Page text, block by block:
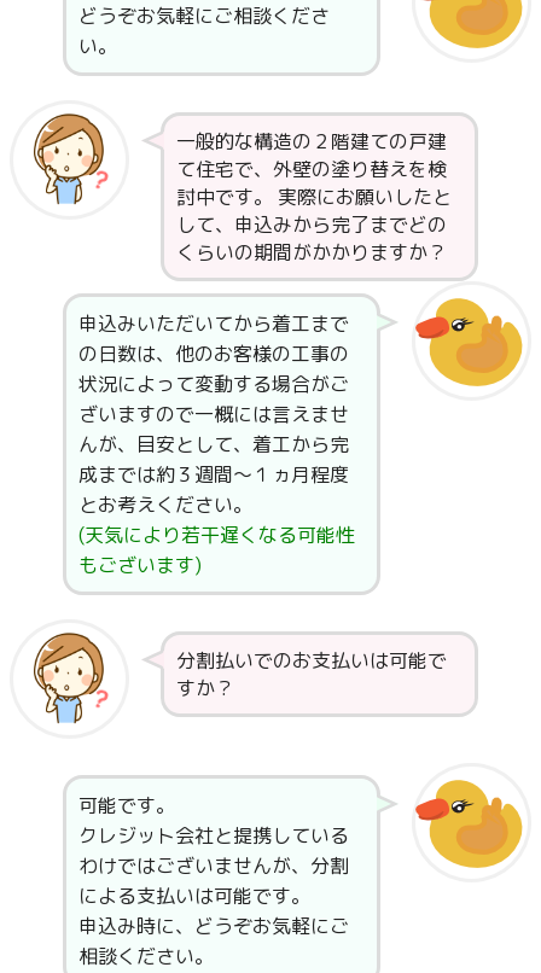
どうぞお気軽にご相談くださ
い。
一般的な構造の２階建ての戸建
て住宅で、外壁の塗り替えを検
討中です。 実際にお願いしたと
して、申込みから完了までどの
くらいの期間がかかりますか？
申込みいただいてから着工まで
の日数は、他のお客様の工事の
状況によって変動する場合がご
ざいますので一概には言えませ
んが、目安として、着工から完
成までは約３週間〜１ヵ月程度
とお考えください。
(天気により若干遅くなる可能性
もございます)
分割払いでのお支払いは可能で
すか？
可能です。
クレジット会社と提携している
わけではございませんが、分割
による支払いは可能です。
申込み時に、どうぞお気軽にご
相談ください。